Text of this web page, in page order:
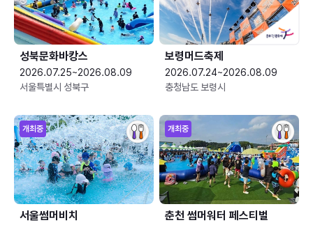
성북문화바캉스
2026.07.25~2026.08.09
서울특별시 성북구
보령머드축제
2026.07.24~2026.08.09
충청남도 보령시
개최중
서울썸머비치
개최중
춘천 썸머워터 페스티벌